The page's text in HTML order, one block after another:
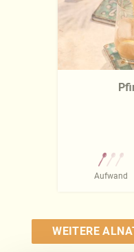
Aufwand
WEITERE